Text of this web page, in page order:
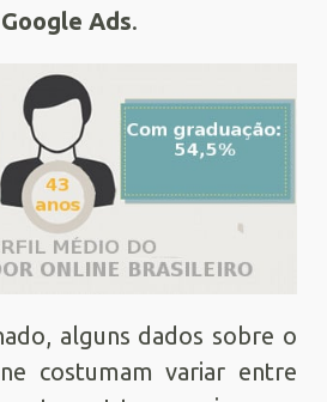
Google Ads.
alguns dados sobre o
costumam variar entre